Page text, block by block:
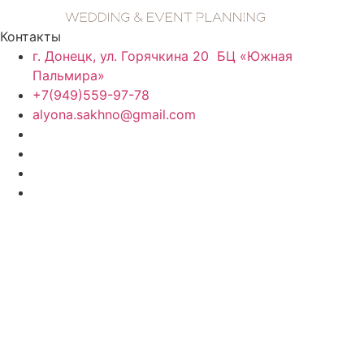
Контакты
г. Донецк, ул. Горячкина 20 БЦ «Южная
Пальмира»
+7(949)559-97-78
alyona.sakhno@gmail.com